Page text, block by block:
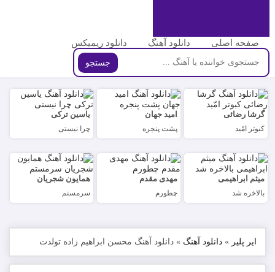
صفحه اصلی دانلود آهنگ دانلود ریمیکس
جستجو
گرشا رضائی
کبوتر امّید
امید جهان
پشت پنجره
یاسین ترکی
چرا نیستی
میثم ابراهیمی
بالاخره شد
مهدی مقدم
چطورم
همایون شجریان
سرمستم
ایر پلیر » دانلود آهنگ » دانلود آهنگ محسن ابراهیم زاده تولدت